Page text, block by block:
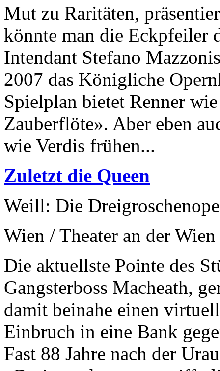
Mut zu Raritäten,
könnte man die Eckpfeiler
Intendant Stefano
2007 das Königliche
Spielplan bietet Renner
Zauberflöte». Aber eben
wie Verdis frühen...
Zuletzt die Queen
Weill: Die
Wien / Theater an der Wien
Die aktuellste Pointe des
Gangsterboss Macheath,
damit beinahe einen
Einbruch in eine Bank
Fast 88 Jahre nach der